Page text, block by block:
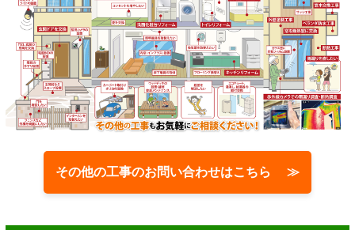
その他の工事のお問い合わせはこちら ≫